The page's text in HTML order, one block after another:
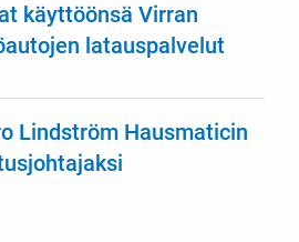
käyttöönsä Virran
latauspalvelut
Lindström Hausmaticin